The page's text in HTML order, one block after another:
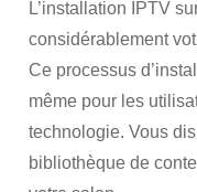
L’installation IPTV
considérablement
Ce processus
même pour les
technologie. Vous
bibliothèque de